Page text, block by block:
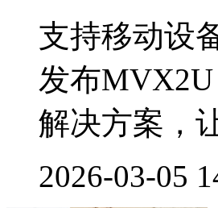
支持移动设
发布
解决方案，
2026-03-05